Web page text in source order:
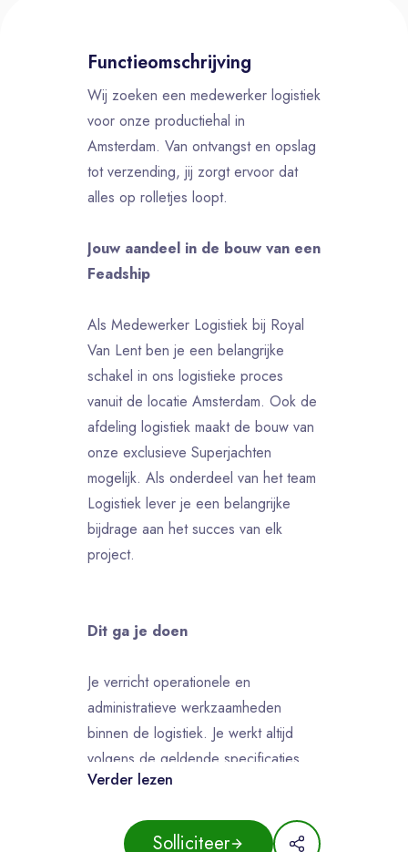
Functieomschrijving
Wij zoeken een medewerker logistiek
voor onze productiehal in
Amsterdam. Van ontvangst en opslag
tot verzending, jij zorgt ervoor dat
alles op rolletjes loopt.
Jouw aandeel in de bouw van een
Feadship
Als Medewerker Logistiek bij Royal
Van Lent ben je een belangrijke
schakel in ons logistieke proces
vanuit de locatie Amsterdam. Ook de
afdeling logistiek maakt de bouw van
onze exclusieve Superjachten
mogelijk. Als onderdeel van het team
Logistiek lever je een belangrijke
bijdrage aan het succes van elk
project.
Dit ga je doen
Je verricht operationele en
administratieve werkzaamheden
binnen de logistiek. Je werkt altijd
volgens de geldende specificaties,
orders en het veiligheidsbeleid.
neem je verantwoordelijkheid voor de
Verder lezen
Solliciteer